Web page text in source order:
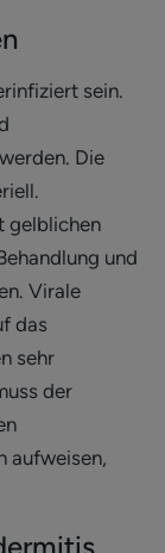
sein.
Die
gelblichen
und
Virale
das
sehr
der
aufweisen,